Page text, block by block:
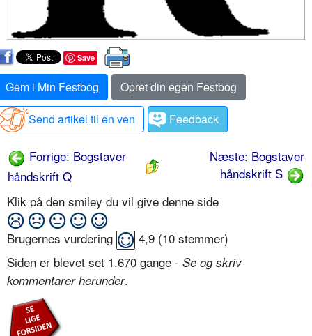
Save
Gem i Min Festbog
Opret din egen Festbog
Send artikel til en ven
Feedback
Forrige: Bogstaver
håndskrift Q
Næste: Bogstaver
håndskrift S
Klik på den smiley du vil give denne side
Brugernes vurdering 4,9 (10 stemmer)
Siden er blevet set 1.670 gange - Se og skriv
kommentarer herunder.